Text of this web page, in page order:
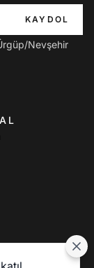
KAYDOL
Nevşehir